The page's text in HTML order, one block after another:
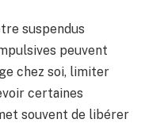
suspendus
peuvent
chez soi, limiter
certaines
souvent de libérer